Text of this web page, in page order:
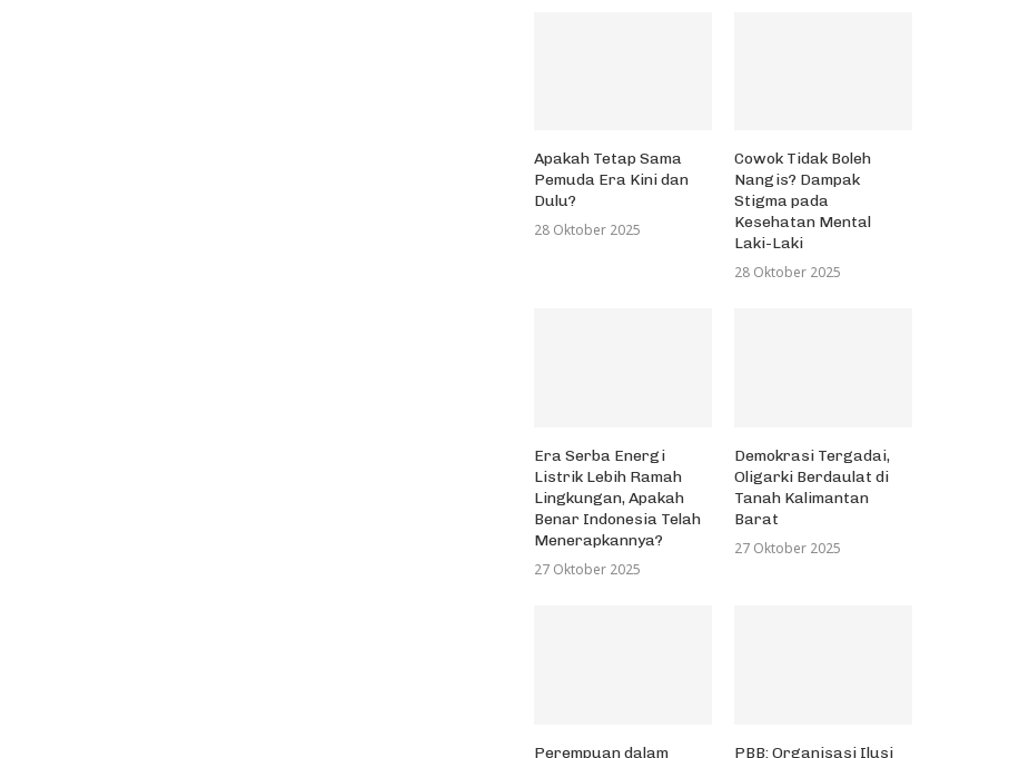
Apakah Tetap Sama
Pemuda Era Kini dan
Dulu?
28 Oktober 2025
Cowok Tidak Boleh
Nangis? Dampak
Stigma pada
Kesehatan Mental
Laki-Laki
28 Oktober 2025
Era Serba Energi
Listrik Lebih Ramah
Lingkungan, Apakah
Benar Indonesia Telah
Menerapkannya?
27 Oktober 2025
Demokrasi Tergadai,
Oligarki Berdaulat di
Tanah Kalimantan
Barat
27 Oktober 2025
Perempuan dalam PBB: Organisasi Ilusi